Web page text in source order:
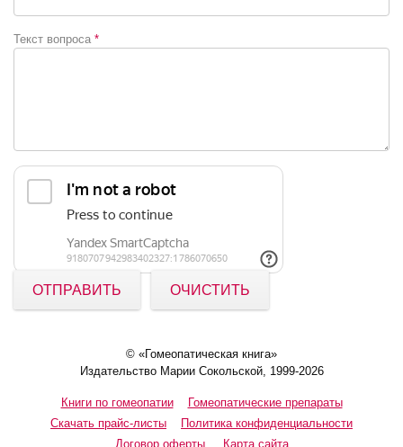
Текст вопроса *
ОТПРАВИТЬ ОЧИСТИТЬ
© «Гомеопатическая книга»
Издательство Марии Сокольской, 1999-2026
Книги по гомеопатии
Гомеопатические препараты
Скачать прайс-листы
Политика конфиденциальности
Договор оферты
Карта сайта